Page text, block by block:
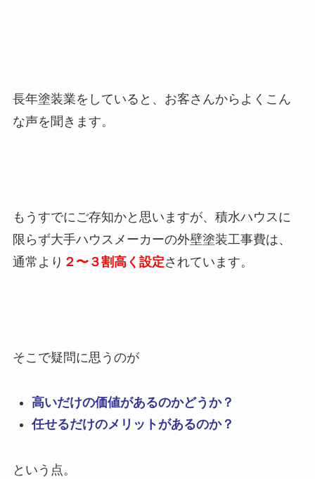
長年塗装業をしていると、お客さんからよくこん
な声を聞きます。
もうすでにご存知かと思いますが、積水ハウスに
限らず大手ハウスメーカーの外壁塗装工事費は、
通常より ２〜３割高く設定されています。
そこで疑問に思うのが
高いだけの価値があるのかどうか？
任せるだけのメリットがあるのか？
という点。